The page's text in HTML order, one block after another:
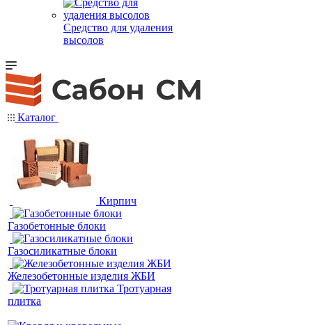
Средство для удаления
высолов
Каталог
Кирпич
Газобетонные блоки
Газосиликатные блоки
Железобетонные изделия ЖБИ
Тротуарная
плитка